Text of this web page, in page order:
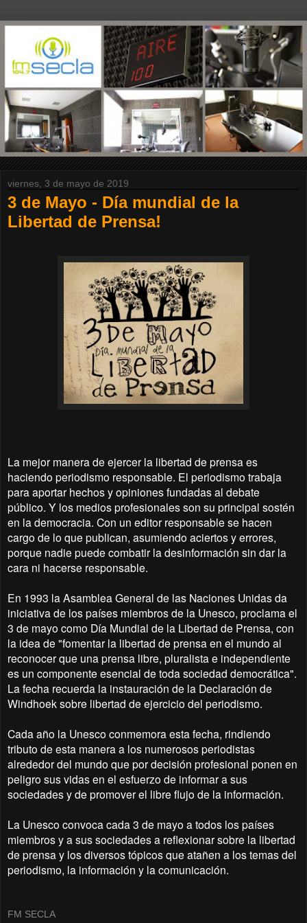
viernes, 3 de mayo de 2019
3 de Mayo - Día mundial de la
Libertad de Prensa!
La mejor manera de ejercer la libertad de prensa es
haciendo periodismo responsable. El periodismo trabaja
para aportar hechos y opiniones fundadas al debate
público. Y los medios profesionales son su principal sostén
en la democracia. Con un editor responsable se hacen
cargo de lo que publican, asumiendo aciertos y errores,
porque nadie puede combatir la desinformación sin dar la
cara ni hacerse responsable.
En 1993 la Asamblea General de las Naciones Unidas da
iniciativa de los países miembros de la Unesco, proclama el
3 de mayo como Día Mundial de la Libertad de Prensa, con
la idea de "fomentar la libertad de prensa en el mundo al
reconocer que una prensa libre, pluralista e independiente
es un componente esencial de toda sociedad democrática".
La fecha recuerda la instauración de la Declaración de
Windhoek sobre libertad de ejercicio del periodismo.
Cada año la Unesco conmemora esta fecha, rindiendo
tributo de esta manera a los numerosos periodistas
alrededor del mundo que por decisión profesional ponen en
peligro sus vidas en el esfuerzo de informar a sus
sociedades y de promover el libre flujo de la información.
La Unesco convoca cada 3 de mayo a todos los países
miembros y a sus sociedades a reflexionar sobre la libertad
de prensa y los diversos tópicos que atañen a los temas del
periodismo, la información y la comunicación.
FM SECLA